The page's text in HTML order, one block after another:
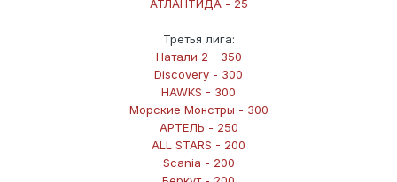
АТЛАНТИДА - 25
Третья лига:
Натали 2 - 350
Discovery - 300
HAWKS - 300
Морские Монстры - 300
АРТЕЛЬ - 250
ALL STARS - 200
Scania - 200